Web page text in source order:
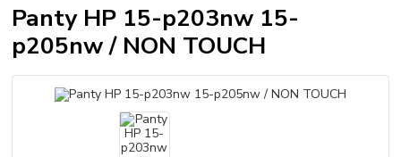
Panty HP 15-p203nw 15-
p205nw / NON TOUCH